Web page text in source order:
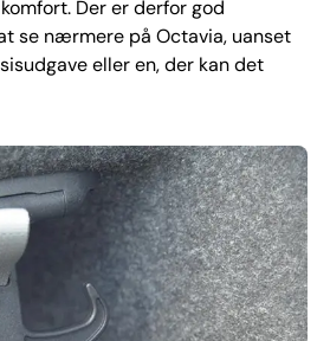
Der er derfor god
se nærmere på Octavia, uanset
eller en, der kan det